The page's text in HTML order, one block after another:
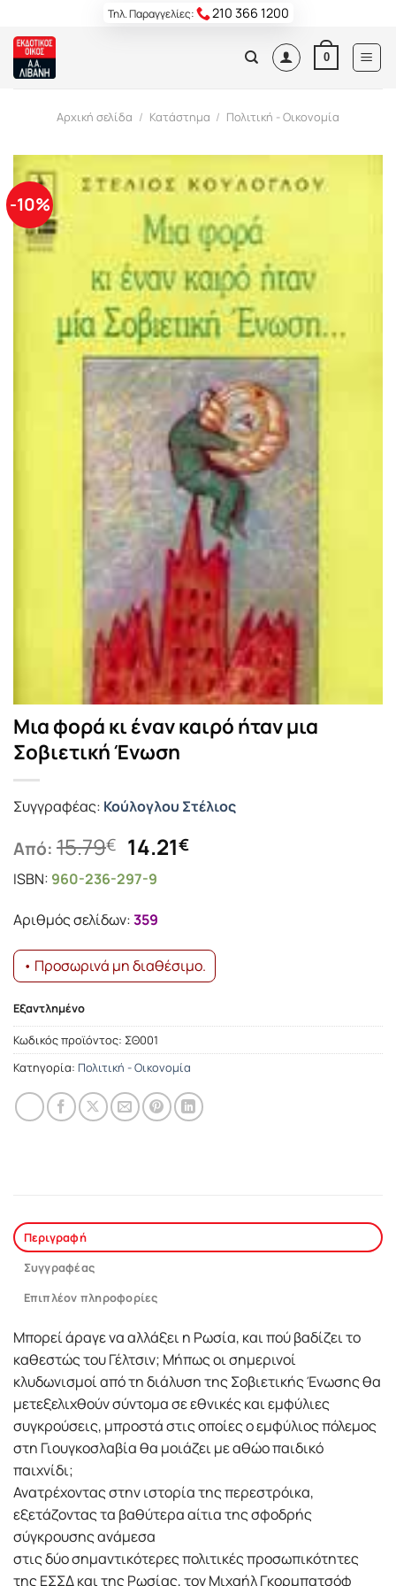
content
Τηλ. Παραγγελίες: 210 366 1200
0
Αρχική σελίδα / Κατάστημα / Πολιτική - Οικονομία
-10%
Μια φορά κι έναν καιρό ήταν μια
Σοβιετική Ένωση
Συγγραφέας: Κούλογλου Στέλιος
Από: 15.79€ Original
price
was:
15.79€.
14.21€Η
ISBN: 960-236-297-9
Αριθμός σελίδων:359
• Προσωρινά μη διαθέσιμο.
Εξαντλημένο
Κωδικός προϊόντος: ΣΘ001
Κατηγορία: Πολιτική - Οικονομία
Περιγραφή
Συγγραφέας
Επιπλέον πληροφορίες
Μπορεί άραγε να αλλάξει η Ρωσία, και πού βαδίζει το
καθεστώς του Γέλτσιν; Μήπως οι σημερινοί
κλυδωνισμοί από τη διάλυση της Σοβιετικής Ένωσης θα
μετεξελιχθούν σύντομα σε εθνικές και εμφύλιες
συγκρούσεις, μπροστά στις οποίες ο εμφύλιος πόλεμος
στη Γιουγκοσλαβία θα μοιάζει με αθώο παιδικό
παιχνίδι;
Ανατρέχοντας στην ιστορία της περεστρόικα,
εξετάζοντας τα βαθύτερα αίτια της σφοδρής
σύγκρουσης ανάμεσα
στις δύο σημαντικότερες πολιτικές προσωπικότητες
της ΕΣΣΔ και της Ρωσίας, τον Μιχαήλ Γκορμπατσόφ